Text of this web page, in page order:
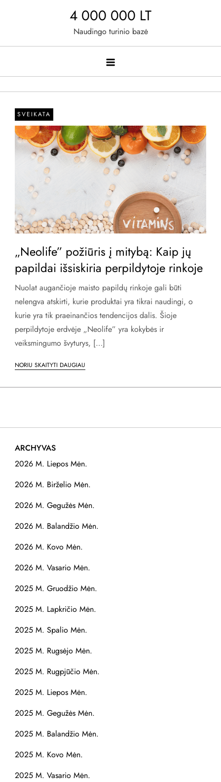
4 000 000 LT
Naudingo turinio bazė
SVEIKATA
„Neolife” požiūris į mitybą: Kaip jų
papildai išsiskiria perpildytoje rinkoje
Nuolat augančioje maisto papildų rinkoje gali būti
nelengva atskirti, kurie produktai yra tikrai naudingi, o
kurie yra tik praeinančios tendencijos dalis. Šioje
perpildytoje erdvėje „Neolife” yra kokybės ir
veiksmingumo švyturys, […]
NORIU SKAITYTI DAUGIAU
ARCHYVAS
2026 M. Liepos Mėn.
2026 M. Birželio Mėn.
2026 M. Gegužės Mėn.
2026 M. Balandžio Mėn.
2026 M. Kovo Mėn.
2026 M. Vasario Mėn.
2025 M. Gruodžio Mėn.
2025 M. Lapkričio Mėn.
2025 M. Spalio Mėn.
2025 M. Rugsėjo Mėn.
2025 M. Rugpjūčio Mėn.
2025 M. Liepos Mėn.
2025 M. Gegužės Mėn.
2025 M. Balandžio Mėn.
2025 M. Kovo Mėn.
2025 M. Vasario Mėn.